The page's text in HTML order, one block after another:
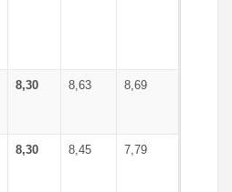
8,30 8,63 8,69
8,30 8,45 7,79